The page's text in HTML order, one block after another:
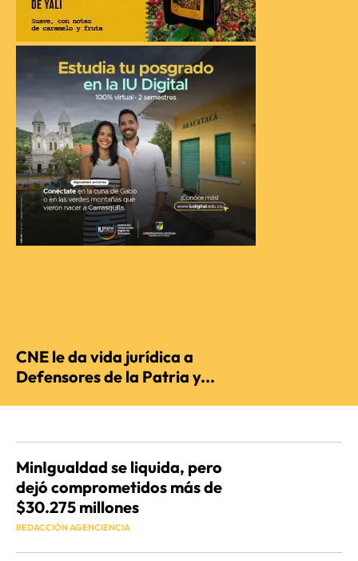
CNE le da vida jurídica a
Defensores de la Patria y...
MinIgualdad se liquida, pero
dejó comprometidos más de
$30.275 millones
REDACCIÓN AGENCIENCIA